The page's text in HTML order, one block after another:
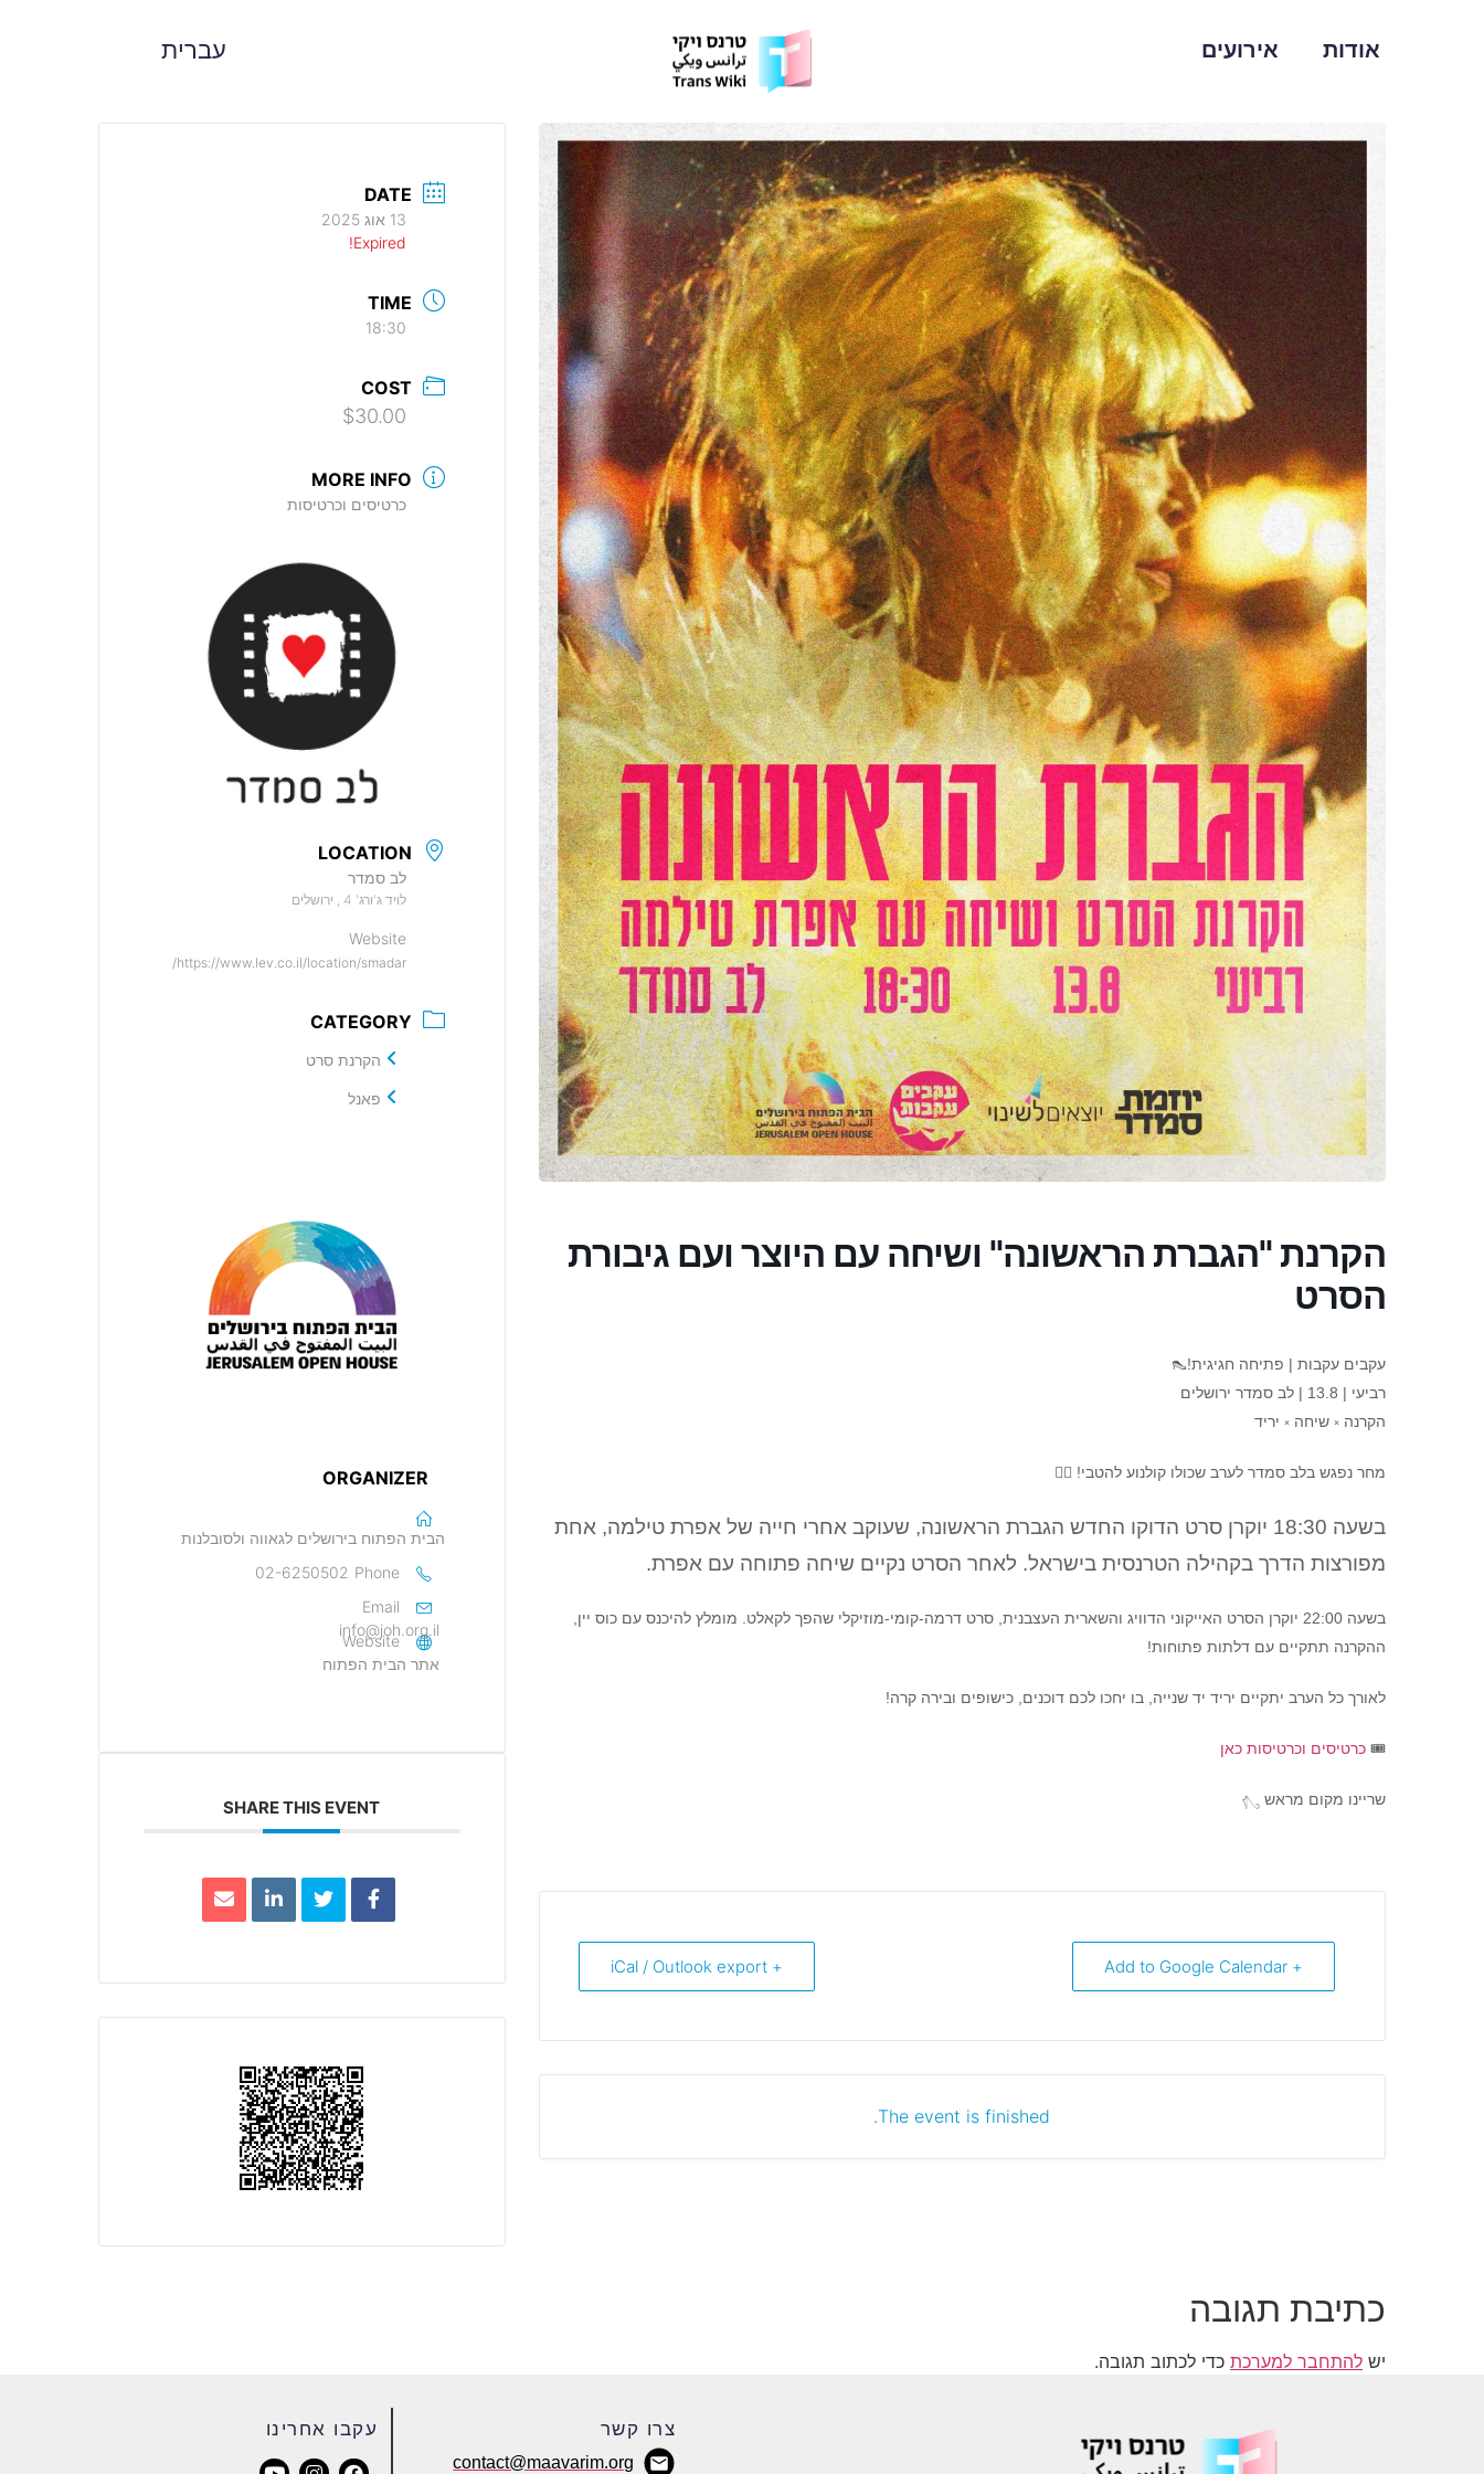
אודות אירועים עברית
הקרנת "הגברת הראשונה" ושיחה עם היוצר ועם גיבורת
הסרט
עקבים עקבות | פתיחה חגיגית!👠
רביעי | 13.8 | לב סמדר ירושלים
הקרנה ༝ שיחה ༝ יריד
מחר נפגש בלב סמדר לערב שכולו קולנוע להטבי! 🏳️‍🌈
בשעה 18:30 יוקרן סרט הדוקו החדש הגברת הראשונה, שעוקב אחרי חייה של אפרת טילמה, אחת
מפורצות הדרך בקהילה הטרנסית בישראל. לאחר הסרט נקיים שיחה פתוחה עם אפרת.
בשעה 22:00 יוקרן הסרט האייקוני הדוויג והשארית העצבנית, סרט דרמה-קומי-מוזיקלי שהפך לקאלט. מומלץ להיכנס עם כוס יין,
ההקרנה תתקיים עם דלתות פתוחות!
לאורך כל הערב יתקיים יריד יד שנייה, בו יחכו לכם דוכנים, כישופים ובירה קרה!
🎟️ כרטיסים וכרטיסות כאן
שריינו מקום מראש 𓂇
+ Add to Google Calendar
+ iCal / Outlook export
The event is finished.
DATE
13 אוג 2025
Expired!
TIME
18:30
COST
$30.00
MORE INFO
כרטיסים וכרטיסות
LOCATION
לב סמדר
לויד ג'ורג' 4 , ירושלים
Website
https://www.lev.co.il/location/smadar/
CATEGORY
הקרנת סרט
פאנל
ORGANIZER
הבית הפתוח בירושלים לגאווה ולסובלנות
Phone
02-6250502
Email
info@joh.org.il
Website
אתר הבית הפתוח
SHARE THIS EVENT
כתיבת תגובה
יש להתחבר למערכת כדי לכתוב תגובה.
עקבו אחרינו צרו קשר
contact@maavarim.org